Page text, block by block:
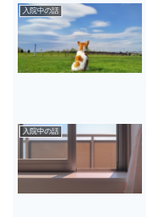
入院中の話
入院中の話